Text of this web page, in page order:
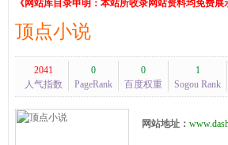
《网站库目录申明：本站所收录网站资料均免费
顶点小说
2041
人气指数
0
PageRank
0
百度权重
1
Sogou Rank
网站地址：